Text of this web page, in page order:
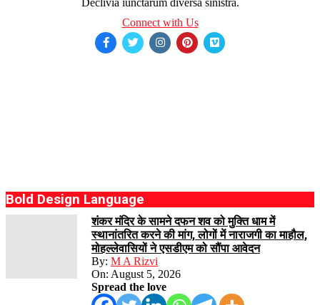
Connect with Us
Bold Design Language
शंकर मंदिर के सामने दफन शव को मुक्ति धाम में
स्थानांतरित करने की मांग, लोगों में नाराजगी का माहौल,
मोहल्लेवासियों ने एसडीएम को सौंपा आवेदन
By: M A Rizvi
On: August 5, 2026
Spread the love